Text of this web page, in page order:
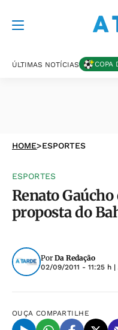
ÚLTIMAS NOTÍCIAS COPA
HOME>ESPORTES
ESPORTES
Renato
proposta do
Por Da Redação
02/09/2011 - 11:25 h |
OUÇA COMPARTILHE